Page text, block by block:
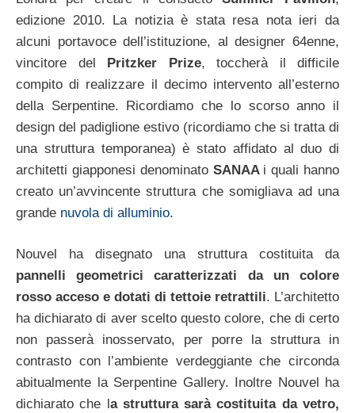
edizione 2010. La notizia è stata resa nota ieri da
alcuni portavoce dell’istituzione, al designer 64enne,
vincitore del Pritzker Prize, toccherà il difficile
compito di realizzare il decimo intervento all’esterno
della Serpentine. Ricordiamo che lo scorso anno il
design del padiglione estivo (ricordiamo che si tratta di
una struttura temporanea) è stato affidato al duo di
architetti giapponesi denominatoSANAA i quali hanno
creato un’avvincente struttura che somigliava ad una
grande nuvola di alluminio.
Nouvel ha disegnato una struttura costituita da
pannelli geometrici caratterizzati da un colore
rosso acceso e dotati di tettoie retrattili. L’architetto
ha dichiarato di aver scelto questo colore, che di certo
non passerà inosservato, per porre la struttura in
contrasto con l’ambiente verdeggiante che circonda
abitualmente la Serpentine Gallery. Inoltre Nouvel ha
dichiarato che la struttura sarà costituita da vetro,